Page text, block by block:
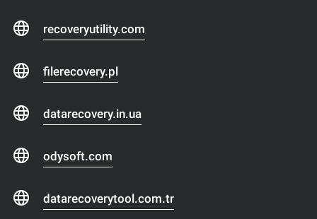
recoveryutility.com
filerecovery.pl
datarecovery.in.ua
odysoft.com
datarecoverytool.com.tr